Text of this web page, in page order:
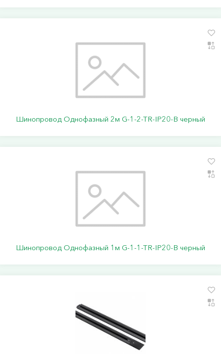
Шинопровод Однофазный 2м G-1-2-TR-IP20-B черный
Шинопровод Однофазный 1м G-1-1-TR-IP20-B черный